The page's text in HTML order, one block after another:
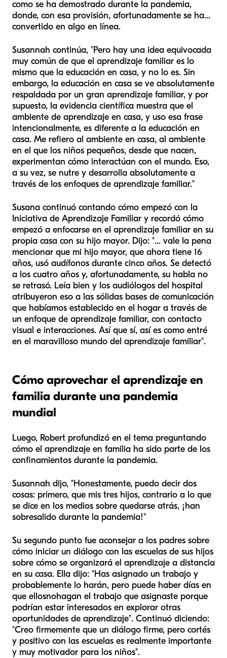
como se ha demostrado durante la pandemia,
donde, con esa provisión, afortunadamente se ha...
convertido en algo en línea.
Susannah continúa, "Pero hay una idea equivocada
muy común de que el aprendizaje familiar es lo
mismo que la educación en casa, y no lo es. Sin
embargo, la educación en casa se ve absolutamente
respaldada por un gran aprendizaje familiar, y por
supuesto, la evidencia científica muestra que el
ambiente de aprendizaje en casa, y uso esa frase
intencionalmente, es diferente a la educación en
casa. Me refiero al ambiente en casa, al ambiente
en el que los niños pequeños, desde que nacen,
experimentan cómo interactúan con el mundo. Eso,
a su vez, se nutre y desarrolla absolutamente a
través de los enfoques de aprendizaje familiar."
Susana continuó contando cómo empezó con la
Iniciativa de Aprendizaje Familiar y recordó cómo
empezó a enfocarse en el aprendizaje familiar en su
propia casa con su hijo mayor. Dijo: "... vale la pena
mencionar que mi hijo mayor, que ahora tiene 16
años, usó audífonos durante cinco años. Se detectó
a los cuatro años y, afortunadamente, su habla no
se retrasó. Leía bien y los audiólogos del hospital
atribuyeron eso a las sólidas bases de comunicación
que habíamos establecido en el hogar a través de
un enfoque de aprendizaje familiar, con contacto
visual e interacciones. Así que sí, así es como entré
en el maravilloso mundo del aprendizaje familiar".
Cómo aprovechar el aprendizaje en
familia durante una pandemia
mundial
Luego, Robert profundizó en el tema preguntando
cómo el aprendizaje en familia ha sido parte de los
confinamientos durante la pandemia.
Susannah dijo, "Honestamente, puedo decir dos
cosas: primero, que mis tres hijos, contrario a lo que
se dice en los medios sobre quedarse atrás, ¡han
sobresalido durante la pandemia!"
Su segundo punto fue aconsejar a los padres sobre
cómo iniciar un diálogo con las escuelas de sus hijos
sobre cómo se organizará el aprendizaje a distancia
en su casa. Ella dijo: "Has asignado un trabajo y
probablemente lo harán, pero puede haber días en
que ellosnohagan el trabajo que asignaste porque
podrían estar interesados en explorar otras
oportunidades de aprendizaje". Continuó diciendo:
"Creo firmemente que un diálogo firme, pero cortés
y positivo con las escuelas es realmente importante
y muy motivador para los niños".